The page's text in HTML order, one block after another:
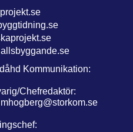
Kommunikation:
Chefredaktör: